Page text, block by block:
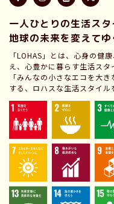
一人ひとりの生活ス
地球の未来を変えてゆ
「LOHAS」とは、心身の健
え、心豊かに暮らす生活スタ
「みんなの小さなエコを大
する、ロハスな生活スタイル